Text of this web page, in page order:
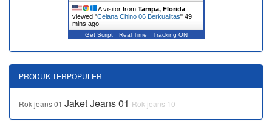
A visitor from Tampa, Florida
viewed "Celana Chino 06 Berkualitas" 49
mins ago
Get Script Real Time Tracking ON
PRODUK TERPOPULER
Rok jeans 01 Jaket Jeans 01 Rok jeans 10